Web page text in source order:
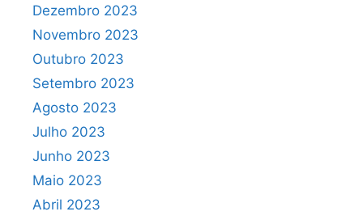
Dezembro 2023
Novembro 2023
Outubro 2023
Setembro 2023
Agosto 2023
Julho 2023
Junho 2023
Maio 2023
Abril 2023